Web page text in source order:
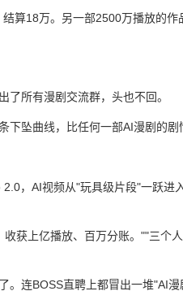
算18万。另一部2500万播放的作
所有漫剧交流群，头也不回。
坠曲线，比任何一部AI漫剧的剧
，AI视频从"玩具级片段"一跃进
获上亿播放、百万分账。""三个
。连BOSS直聘上都冒出一堆"AI